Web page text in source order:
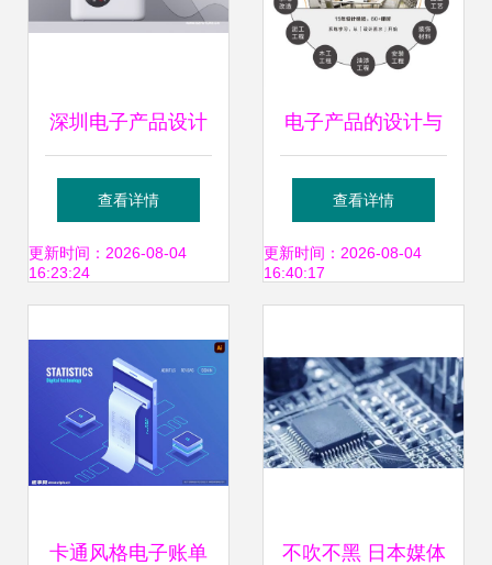
深圳电子产品设计
公司怎么选 主要看
四点
查看详情
更新时间：2026-08-04
16:23:24
电子产品的设计与
技术开发 这是完成
设计方案的必要技
查看详情
更新时间：2026-08-04
16:40:17
卡通风格电子账单 不吹不黑 日本媒体